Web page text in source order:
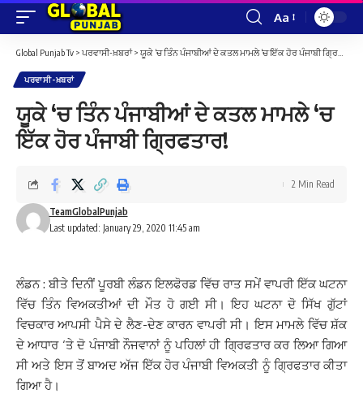
Font
Resizer
Aa
Global Punjab Tv > ਪਰਵਾਸੀ-ਖ਼ਬਰਾਂ> ਯੂਕੇ ‘ਚ ਤਿੰਨ ਪੰਜਾਬੀਆਂ ਦੇ ਕਤਲ ਮਾਮਲੇ ‘ਚ ਇੱਕ ਹੋਰ ਪੰਜਾਬੀ ਗ੍ਰਿਫਤਾਰ!
ਪਰਵਾਸੀ-ਖ਼ਬਰਾਂ
ਯੂਕੇ ‘ਚ ਤਿੰਨ ਪੰਜਾਬੀਆਂ ਦੇ ਕਤਲ ਮਾਮਲੇ ‘ਚ
ਇੱਕ ਹੋਰ ਪੰਜਾਬੀ ਗ੍ਰਿਫਤਾਰ!
Last updated: January 29, 2020 11:45 am
TeamGlobalPunjab
2 Min Read
ਲੰਡਨ : ਬੀਤੇ ਦਿਨੀਂ ਪੂਰਬੀ ਲੰਡਨ ਇਲਫੋਰਡ ਵਿੱਚ ਰਾਤ ਸਮੇਂ ਵਾਪਰੀ ਇੱਕ ਘਟਨਾ
ਵਿੱਚ ਤਿੰਨ ਵਿਅਕਤੀਆਂ ਦੀ ਮੌਤ ਹੋ ਗਈ ਸੀ। ਇਹ ਘਟਨਾ ਦੋ ਸਿੱਖ ਗੁੱਟਾਂ
ਵਿਚਕਾਰ ਆਪਸੀ ਪੈਸੇ ਦੇ ਲੈਣ-ਦੇਣ ਕਾਰਨ ਵਾਪਰੀ ਸੀ। ਇਸ ਮਾਮਲੇ ਵਿੱਚ ਸ਼ੱਕ
ਦੇ ਆਧਾਰ ‘ਤੇ ਦੋ ਪੰਜਾਬੀ ਨੌਜਵਾਨਾਂ ਨੂੰ ਪਹਿਲਾਂ ਹੀ ਗ੍ਰਿਫਤਾਰ ਕਰ ਲਿਆ ਗਿਆ
ਸੀ ਅਤੇ ਇਸ ਤੋਂ ਬਾਅਦ ਅੱਜ ਇੱਕ ਹੋਰ ਪੰਜਾਬੀ ਵਿਅਕਤੀ ਨੂੰ ਗ੍ਰਿਫਤਾਰ ਕੀਤਾ
ਗਿਆ ਹੈ।